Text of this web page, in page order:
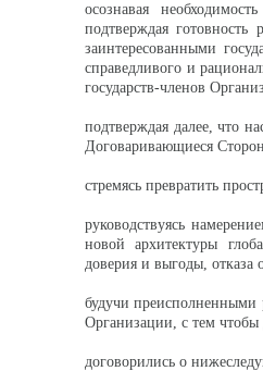
осознавая
подтверждая
заинтересованными
справедливого и
государств-членов
подтверждая далее, что
Договаривающиеся
стремясь превратить
руководствуясь
новой архитектуры
доверия и выгоды, отказа
будучи преисполненными
Организации, с тем чтобы
договорились о